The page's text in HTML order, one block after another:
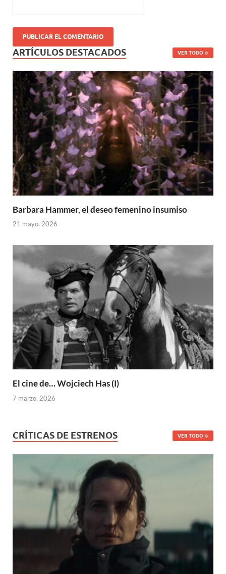
ARTÍCULOS DESTACADOS VER TODO
Barbara Hammer, el deseo femenino insumiso
21 mayo, 2026
El cine de… Wojciech Has (I)
7 marzo, 2026
CRÍTICAS DE ESTRENOS VER TODO